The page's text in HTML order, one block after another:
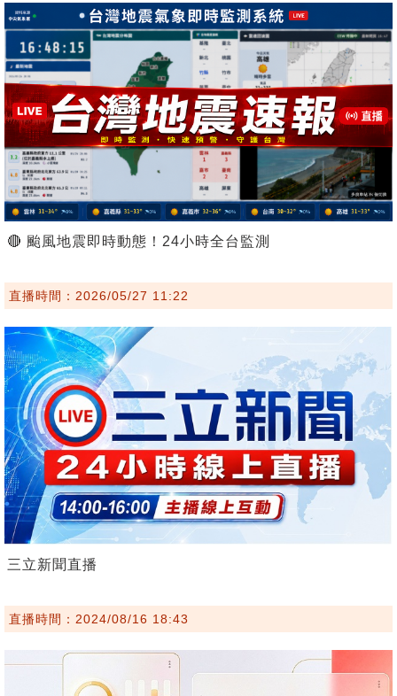
🔴 颱風地震即時動態！24小時全台監測
直播時間：2026/05/27 11:22
三立新聞直播
直播時間：2024/08/16 18:43